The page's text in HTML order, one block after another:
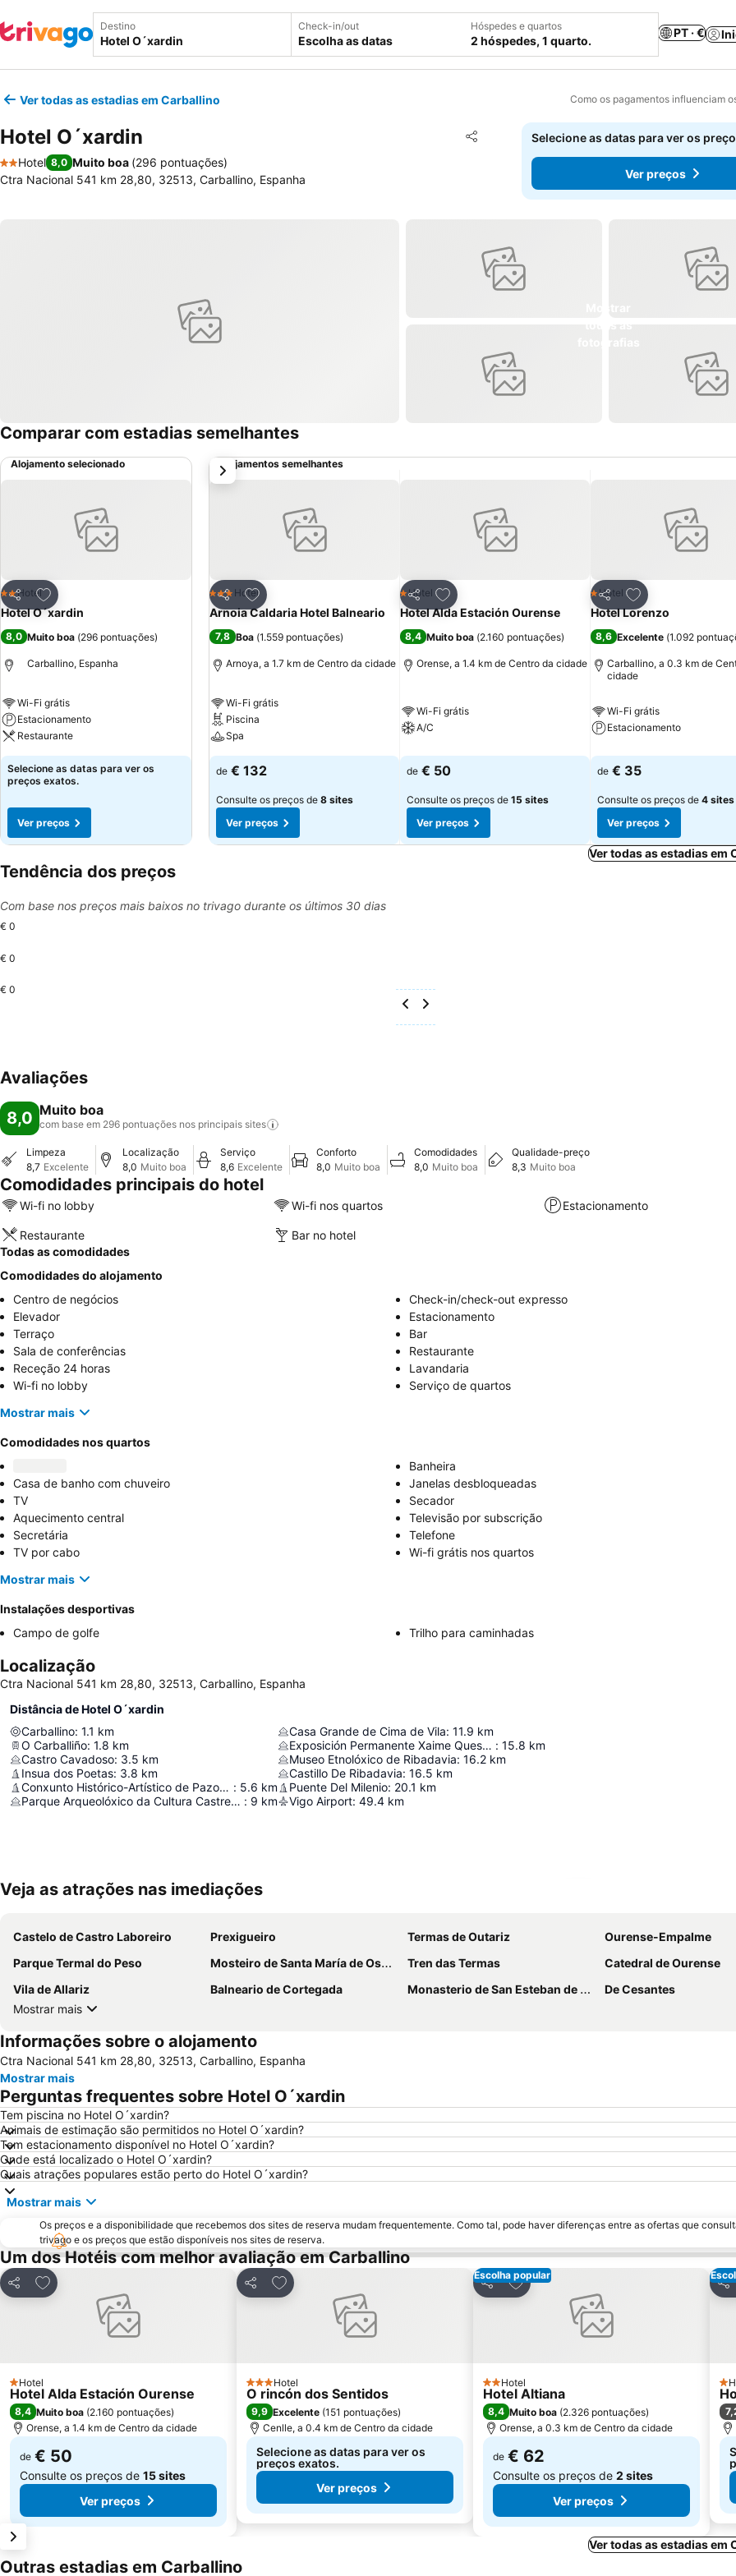
Destino Check-in/out
Escolha as datas
Hóspedes e quartos
2 hóspedes, 1 quarto.
PT · €
Ver todas as estadias em Carballino Como os pagamentos influenciam
Hotel O´xardin Partilhar
Adicionar aos favoritos
2 Estrelas
Hotel 8,0 Muito boa (296 pontuações)
Ctra Nacional 541 km 28,80, 32513, Carballino, Espanha
Selecione as datas para ver os
Ver preços
Comparar com estadias semelhantes
Alojamento selecionado
Partilhar
Adicionar aos favoritos
2 Estrelas
Hotel
Hotel O´xardin
8,0 Muito boa (296 pontuações)
Carballino, Espanha
Wi-Fi grátis
Estacionamento
Restaurante
Selecione as datas para ver os
preços exatos.
Ver preços
Alojamentos semelhantes
Partilhar
Adicionar aos favoritos
3 Estrelas
Hotel
Arnoia Caldaria Hotel Balneario
7,8 Boa (1.559 pontuações)
Arnoya, a 1.7 km de Centro da cidade
Wi-Fi grátis
Piscina
Spa
de € 132
Consulte os preços de 8 sites
Ver preços
Partilhar
Adicionar aos favoritos
1 Estrelas
Hotel
Hotel Alda Estación Ourense
8,4 Muito boa (2.160 pontuações)
Orense, a 1.4 km de Centro da cidade
Wi-Fi grátis
A/C
de € 50
Consulte os preços de 15 sites
Ver preços
Partilhar
Adicionar aos
1 Estrelas
Hotel
Hotel Lorenzo
8,6 Excelente (1.092
Carballino, a 0.3 km de
cidade
Wi-Fi grátis
Estacionamento
de € 35
Consulte os preços de 4 sites
Ver preços
próximo
Ver todas as estadias em
Tendência dos preços
Com base nos preços mais baixos no trivago durante os últimos 30 dias
€ 0
€ 0
€ 0
Avaliações
8,0 Muito boa
com base em 296 pontuações nos principais sites
Limpeza
8,7 Excelente
Localização
8,0 Muito boa
Serviço
8,6 Excelente
Conforto
8,0 Muito boa
Comodidades
8,0 Muito boa
Qualidade-preço
8,3 Muito boa
Comodidades principais do hotel
Wi-fi no lobby Wi-fi nos quartos Estacionamento
Restaurante
Bar no hotel
Todas as comodidades
Comodidades do alojamento
Centro de negócios
Check-in/check-out expresso
Elevador
Estacionamento
Terraço
Bar
Sala de conferências
Restaurante
Receção 24 horas
Lavandaria
Wi-fi no lobby
Serviço de quartos
Mostrar mais
Comodidades nos quartos
Banheira
Casa de banho com chuveiro
Janelas desbloqueadas
TV
Secador
Aquecimento central
Televisão por subscrição
Secretária
Telefone
TV por cabo
Wi-fi grátis nos quartos
Mostrar mais
Instalações desportivas
Campo de golfe
Trilho para caminhadas
Localização
Ctra Nacional 541 km 28,80, 32513, Carballino, Espanha
Distância de Hotel O´xardin
Carballino: 1.1 km
O Carballiño: 1.8 km
Castro Cavadoso: 3.5 km
Insua dos Poetas: 3.8 km
Conxunto Histórico-Artístico de Pazos de Arenteiro : 5.6 km
Parque Arqueolóxico da Cultura Castrexa Lansbrica : 9 km
Casa Grande de Cima de Vila: 11.9 km
Exposición Permanente Xaime Quessada : 15.8 km
Museo Etnolóxico de Ribadavia: 16.2 km
Castillo De Ribadavia: 16.5 km
Puente Del Milenio: 20.1 km
Vigo Airport: 49.4 km
Veja as atrações nas imediações
Castelo de Castro Laboreiro Prexigueiro Termas de Outariz
Ourense-Empalme
Parque Termal do Peso
Mosteiro de Santa María de Oseira Tren das Termas
Catedral de Ourense
Vila de Allariz
Balneario de Cortegada Monasterio de San Esteban de Ribas do Sil
De Cesantes
Mostrar mais
Informações sobre o alojamento
Ctra Nacional 541 km 28,80, 32513, Carballino, Espanha
Mostrar mais
Perguntas frequentes sobre Hotel O´xardin
Tem piscina no Hotel O´xardin?
Animais de estimação são permitidos no Hotel O´xardin?
Tem estacionamento disponível no Hotel O´xardin?
Onde está localizado o Hotel O´xardin?
Quais atrações populares estão perto do Hotel O´xardin?
Mostrar mais
Os preços e a disponibilidade que recebemos dos sites de reserva mudam frequentemente. Como tal, pode haver diferenças entre as ofertas que
trivago e os preços que estão disponíveis nos sites de reserva.
Um dos Hotéis com melhor avaliação em Carballino
Partilhar
Adicionar aos favoritos
1 Estrelas
Hotel
Hotel Alda Estación Ourense
8,4 Muito boa (2.160 pontuações)
Orense, a 1.4 km de Centro da cidade
de € 50
Consulte os preços de 15 sites
Ver preços
Partilhar
Adicionar aos favoritos
3 Estrelas
Hotel
O rincón dos Sentidos
9,9 Excelente (151 pontuações)
Cenlle, a 0.4 km de Centro da cidade
Selecione as datas para ver os
preços exatos.
Ver preços
Escolha popular
Partilhar
Adicionar aos favoritos
2 Estrelas
Hotel
Hotel Altiana
8,4 Muito boa (2.326 pontuações)
Orense, a 0.3 km de Centro da cidade
de € 62
Consulte os preços de 2 sites
Ver preços
1
Ver todas as estadias em
Outras estadias em Carballino